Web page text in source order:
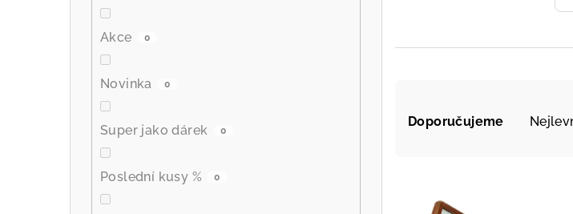
Akce 0
Novinka 0
Super jako dárek 0
Poslední kusy % 0
aDoporučujeme